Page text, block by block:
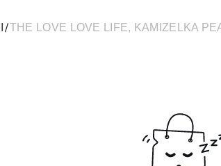
THE LOVE LOVE LIFE, KAMIZELKA